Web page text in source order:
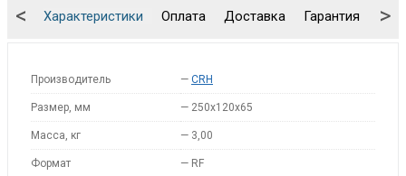
Характеристики Оплата Доставка Гарантия
< >
Производитель — CRH
Размер, мм — 250x120x65
Масса, кг — 3,00
Формат — RF